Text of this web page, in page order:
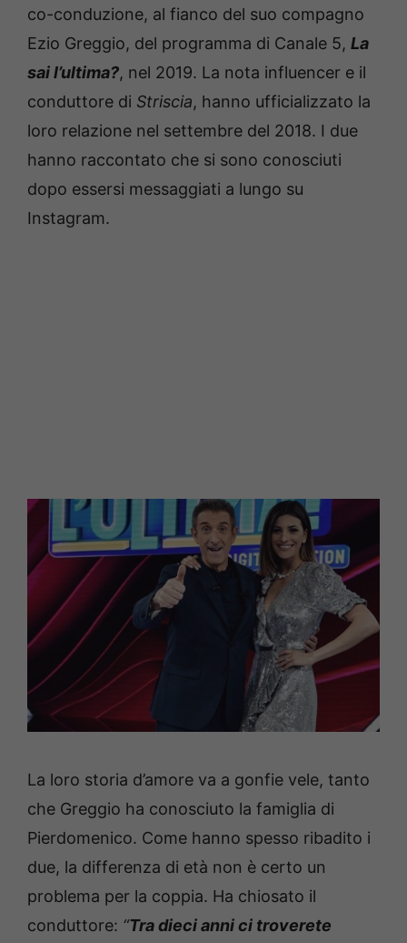
co-conduzione, al fianco del suo compagno
Ezio Greggio, del programma di Canale 5, La
sai l’ultima?, nel 2019. La nota influencer e il
conduttore di Striscia, hanno ufficializzato la
loro relazione nel settembre del 2018. I due
hanno raccontato che si sono conosciuti
dopo essersi messaggiati a lungo su
Instagram.
La loro storia d’amore va a gonfie vele, tanto
che Greggio ha conosciuto la famiglia di
Pierdomenico. Come hanno spesso ribadito i
due, la differenza di età non è certo un
problema per la coppia. Ha chiosato il
conduttore: “Tra dieci anni ci troverete